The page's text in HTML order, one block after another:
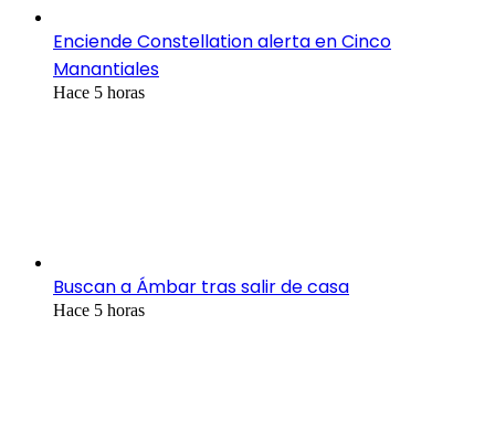
Enciende Constellation alerta en Cinco
Manantiales
Hace 5 horas
Buscan a Ámbar tras salir de casa
Hace 5 horas